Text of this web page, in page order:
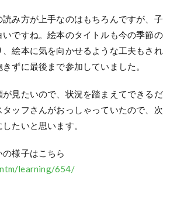
読み方が上手なのはもちろんですが、子
いですね。絵本のタイトルも今の季節の
、絵本に気を向かせるような工夫もされ
ずに最後まで参加していました。
が見たいので、状況を踏まえてできるだ
ッフさんがおっしゃっていたので、次
たいと思います。
様子はこちら
learning/654/